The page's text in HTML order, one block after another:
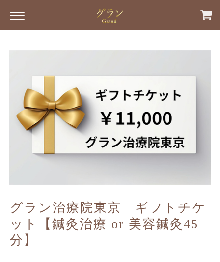
グラン治療院東京 ギフトチケ
ット【鍼灸治療 or 美容鍼灸45
分】